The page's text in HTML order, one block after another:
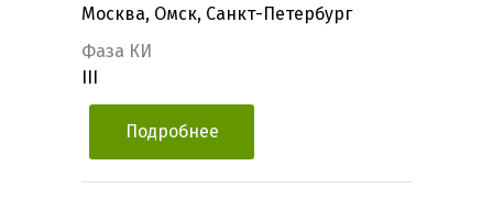
Москва, Омск, Санкт-Петербург
Фаза КИ
Подробнее